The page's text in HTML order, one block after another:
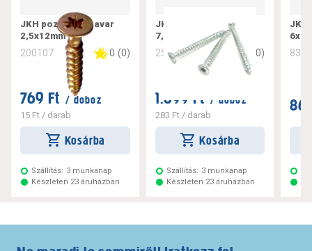
JKH pozdorjacsavar
2,5x12mm
200107 0 (0)
769 Ft / doboz
15 Ft / darab
Kosárba
Szállítás: 3 munkanap
Készleten 23 áruházban
JKH tokrögzítő csavar
7,5x182
256221 0 0)
1.699 Ft / doboz
283 Ft/ darab
Kosárba
Szállítás: 3 munkanap
Készleten 23 áruházban
JKH